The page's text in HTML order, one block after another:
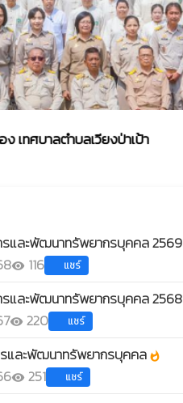
ลตำบลเวียงป่าเป้า
รและพัฒนาทรัพยากรบุคคล 2569
visibility 116 แชร์
รและพัฒนาทรัพยากรบุคคล 2568
visibility 220 แชร์
และพัฒนาทรัพยากรบุคคล whatshot
visibility 251 แชร์